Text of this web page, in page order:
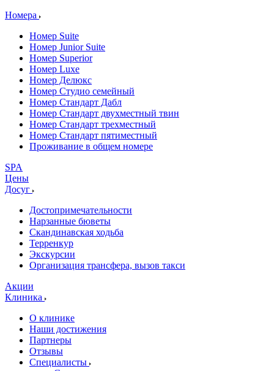
Номера
Номер Suite
Номер Junior Suite
Номер Superior
Номер Luxe
Номер Делюкс
Номер Студио семейный
Номер Стандарт Дабл
Номер Стандарт двухместный твин
Номер Стандарт трехместный
Номер Стандарт пятиместный
Проживание в общем номере
SPA
Цены
Досуг
Достопримечательности
Нарзанные бюветы
Скандинавская ходьба
Терренкур
Экскурсии
Организация трансфера, вызов такси
Акции
Клиника
О клинике
Наши достижения
Партнеры
Отзывы
Специалисты